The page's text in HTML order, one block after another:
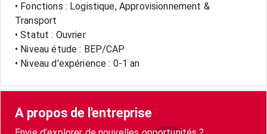
• Fonctions : Logistique, Approvisionnement &
Transport
• Statut : Ouvrier
• Niveau étude : BEP/CAP
• Niveau d'expérience : 0-1 an
A propos de l'entreprise